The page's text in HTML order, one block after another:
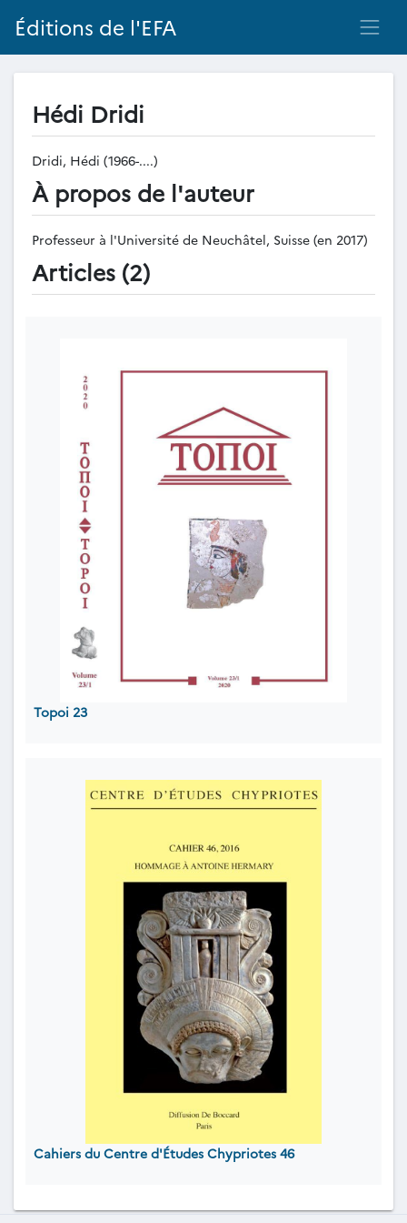
Éditions de l'EFA
Hédi Dridi
Dridi, Hédi (1966-....)
À propos de l'auteur
Professeur à l'Université de Neuchâtel, Suisse (en 2017)
Articles (2)
Topoi 23
Cahiers du Centre d'Études Chypriotes 46